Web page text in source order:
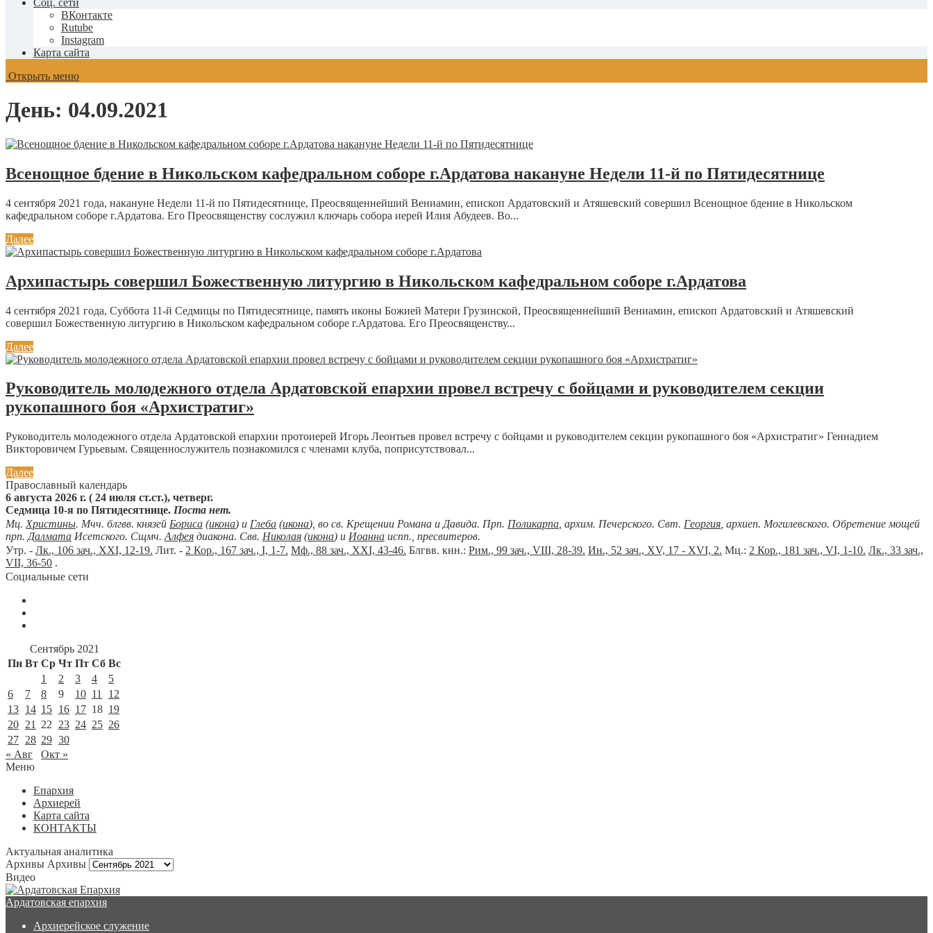
Соц. сети
ВКонтакте
Rutube
Instagram
Карта сайта
Открыть меню
День: 04.09.2021
Всенощное бдение в Никольском кафедральном соборе г.Ардатова накануне Недели 11-й по Пятидесятнице
4 сентября 2021 года, накануне Недели 11-й по Пятидесятнице, Преосвященнейший Вениамин, епископ Ардатовский и Атяшевский совершил Всенощное бдение в Никольском
кафедральном соборе г.Ардатова. Его Преосвященству сослужил ключарь собора иерей Илия Абудеев. Во...
Далее
Архипастырь совершил Божественную литургию в Никольском кафедральном соборе г.Ардатова
4 сентября 2021 года, Суббота 11-й Седмицы по Пятидесятнице, память иконы Божией Матери Грузинской, Преосвященнейший Вениамин, епископ Ардатовский и Атяшевский
совершил Божественную литургию в Никольском кафедральном соборе г.Ардатова. Его Преосвященству...
Далее
Руководитель молодежного отдела Ардатовской епархии провел встречу с бойцами и руководителем секции
рукопашного боя «Архистратиг»
Руководитель молодежного отдела Ардатовской епархии протоиерей Игорь Леонтьев провел встречу с бойцами и руководителем секции рукопашного боя «Архистратиг» Геннадием
Викторовичем Гурьевым. Священнослужитель познакомился с членами клуба, поприсутствовал...
Далее
Православный календарь
6 августа 2026 г. ( 24 июля ст.ст.), четверг.
Седмица 10-я по Пятидесятнице. Поста нет.
Мц. Христины. Мчч. блгвв. князей Бориса (икона) и Глеба (икона), во св. Крещении Романа и Давида. Прп. Поликарпа , архим. Печерского. Свт. Георгия , архиеп. Могилевского. Обретение мощей
прп. Далмата Исетского. Сщмч. Алфея диакона. Свв. Николая (икона) и Иоанна испп., пресвитеров.
Утр. - Лк., 106 зач., XXI, 12-19. Лит. - 2 Кор., 167 зач., I, 1-7. Мф., 88 зач., XXI, 43-46. Блгвв. кнн.: Рим., 99 зач., VIII, 28-39. Ин., 52 зач., XV, 17 - XVI, 2. Мц.: 2 Кор., 181 зач., VI, 1-10. Лк., 33 зач.,
VII, 36-50 .
Социальные сети
Сентябрь 2021
Пн Вт Ср Чт Пт Сб Вс
1
2 3 4
5
6
7 8 9 10 11
12
13 14 15 16 17 18 19
20 21 22 23 24 25 26
27 28 29 30
« Авг
Окт »
Меню
Епархия
Архиерей
Карта сайта
КОНТАКТЫ
Актуальная аналитика
Архивы Архивы
Видео
Ардатовская епархия
Архиерейское служение